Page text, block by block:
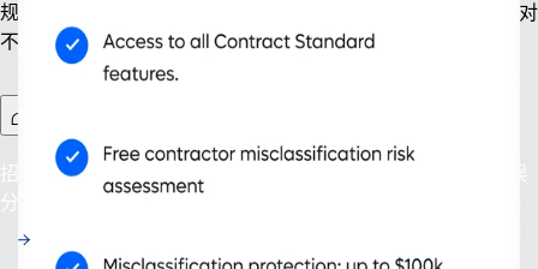
规模与管理智能双重提升。企业将拥有强大的拓展能力，以应对
不断变化的商业格局，实现可持续稳健发展。
招聘用工，放心无忧：规避 200 余个国家及地区的用工身份误
分类风险。